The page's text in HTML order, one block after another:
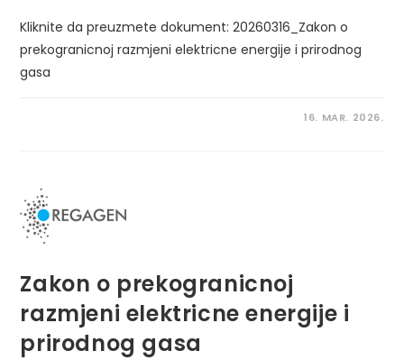
Kliknite da preuzmete dokument: 20260316_Zakon o
prekogranicnoj razmjeni elektricne energije i prirodnog
gasa
16. MAR. 2026.
Zakon o prekogranicnoj
razmjeni elektricne energije i
prirodnog gasa